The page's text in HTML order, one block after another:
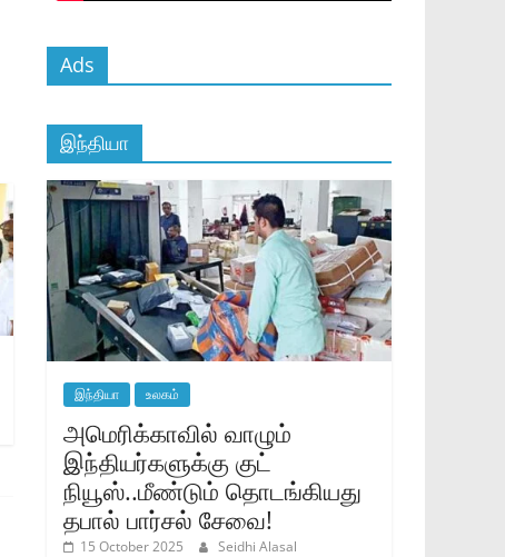
Ads
இந்தியா
இந்தியா உலகம்
அமெரிக்காவில் வாழும்
இந்தியர்களுக்கு குட்
நியூஸ்..மீண்டும் தொடங்கியது
தபால் பார்சல் சேவை!
15 October 2025 Seidhi Alasal